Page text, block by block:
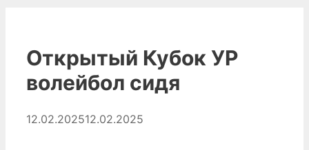
Открытый Кубок УР
волейбол сидя
12.02.202512.02.2025